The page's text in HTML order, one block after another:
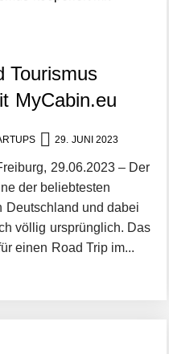
Tourismus
MyCabin.eu
29. JUNI 2023
29.06.2023 – Der
der beliebtesten
Deutschland und dabei
völlig ursprünglich. Das
einen Road Trip im...